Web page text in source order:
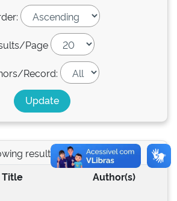
Page
Record:
results 1 to 2 of 2
Title Author(s)